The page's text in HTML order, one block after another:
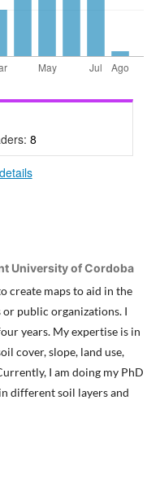
8
University of Cordoba
create maps to aid in the
public organizations. I
years. My expertise is in
cover, slope, land use,
I am doing my PhD
different soil layers and